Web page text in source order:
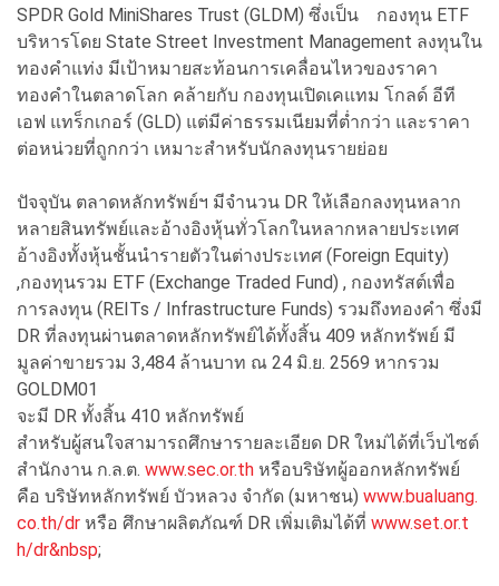
SPDR Gold MiniShares Trust (GLDM) ซึ่งเป็น
กองทุน ETF
บริหารโดย State Street Investment Management ลงทุนใน
ทองคำแท่ง มีเป้าหมายสะท้อนการเคลื่อนไหวของราคา
ทองคำในตลาดโลก คล้ายกับ กองทุนเปิดเคแทม โกลด์ อีที
เอฟ แทร็กเกอร์ (GLD) แต่มีค่าธรรมเนียมที่ต่ำกว่า และราคา
ต่อหน่วยที่ถูกกว่า เหมาะสำหรับนักลงทุนรายย่อย
ปัจจุบัน ตลาดหลักทรัพย์ฯ มีจำนวน DR ให้เลือกลงทุนหลาก
หลายสินทรัพย์และอ้างอิงหุ้นทั่วโลกในหลากหลายประเทศ
อ้างอิงทั้งหุ้นชั้นนำรายตัวในต่างประเทศ (Foreign Equity)
,กองทุนรวม ETF (Exchange Traded Fund) , กองทรัสต์เพื่อ
การลงทุน (REITs / Infrastructure Funds) รวมถึงทองคำ ซึ่งมี
DR ที่ลงทุนผ่านตลาดหลักทรัพย์ได้ทั้งสิ้น 409 หลักทรัพย์ มี
มูลค่าขายรวม 3,484 ล้านบาท ณ 24 มิ.ย. 2569 หากรวม
GOLDM01
จะมี DR ทั้งสิ้น 410 หลักทรัพย์
สำหรับผู้สนใจสามารถศึกษารายละเอียด DR ใหม่ได้ที่เว็บไซต์
สำนักงาน ก.ล.ต. www.sec.or.th หรือบริษัทผู้ออกหลักทรัพย์
คือ บริษัทหลักทรัพย์ บัวหลวง จำกัด (มหาชน) www.bualuang.
co.th/dr หรือ ศึกษาผลิตภัณฑ์ DR เพิ่มเติมได้ที่ www.set.or.t
h/dr&nbsp;